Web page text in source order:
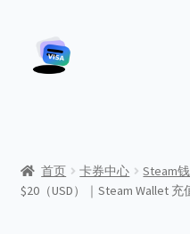
navigation
content
博客
首页 卡券中心 Steam
$20（USD）｜Steam Wallet